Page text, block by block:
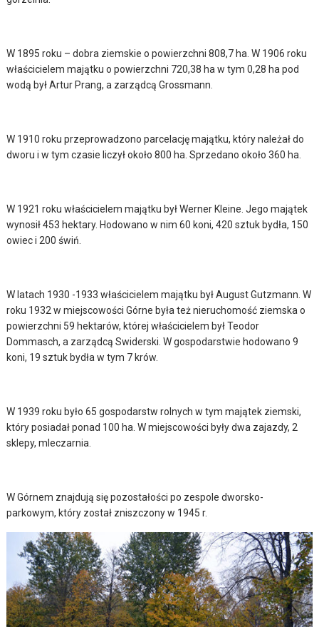
W 1895 roku – dobra ziemskie o powierzchni 808,7 ha. W 1906 roku
właścicielem majątku o powierzchni 720,38 ha w tym 0,28 ha pod
wodą był Artur Prang, a zarządcą Grossmann.
W 1910 roku przeprowadzono parcelację majątku, który należał do
dworu i w tym czasie liczył około 800 ha. Sprzedano około 360 ha.
W 1921 roku właścicielem majątku był Werner Kleine. Jego majątek
wynosił 453 hektary. Hodowano w nim 60 koni, 420 sztuk bydła, 150
owiec i 200 świń.
W latach 1930 -1933 właścicielem majątku był August Gutzmann. W
roku 1932 w miejscowości Górne była też nieruchomość ziemska o
powierzchni 59 hektarów, której właścicielem był Teodor
Dommasch, a zarządcą Swiderski. W gospodarstwie hodowano 9
koni, 19 sztuk bydła w tym 7 krów.
W 1939 roku było 65 gospodarstw rolnych w tym majątek ziemski,
który posiadał ponad 100 ha. W miejscowości były dwa zajazdy, 2
sklepy, mleczarnia.
W Górnem znajdują się pozostałości po zespole dworsko-
parkowym, który został zniszczony w 1945 r.